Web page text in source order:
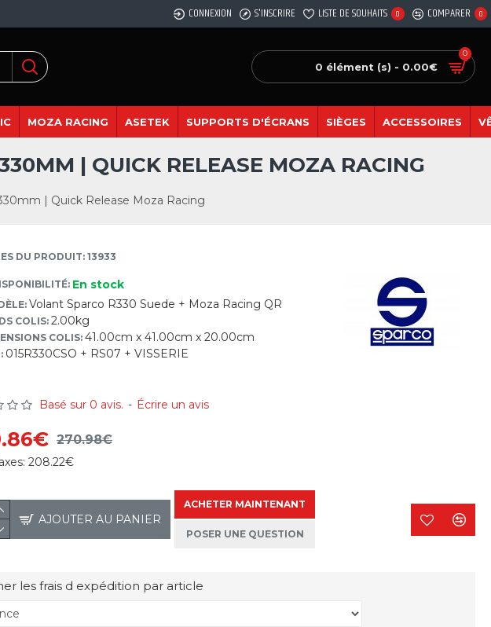
CONNEXION S'INSCRIRE LISTE DE SOUHAITS 0 COMPARER 0
0 élément (s) - 0.00€
0
MOZA RACING ASETEK SUPPORTS D'ÉCRANS SIÈGES ACCESSOIRES
| Quick Release Moza Racing
| QUICK RELEASE MOZA RACING
En stock
Volant Sparco R330 Suede + Moza Racing QR
COLIS:2.00kg
COLIS:41.00cm x 41.00cm x 20.00cm
015R330CSO + RS07 + VISSERIE
DU PRODUIT: 13933
Basé sur 0 avis. - Écrire un avis
270.98€
208.22€
AJOUTER AU PANIER
ACHETER MAINTENANT
POSER UNE QUESTION
les frais d expédition par article